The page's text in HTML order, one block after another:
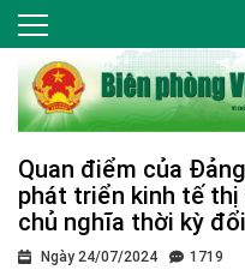
Quan điểm của
phát triển kinh tế
chủ nghĩa thời kỳ
Ngày 24/07/2024 1719